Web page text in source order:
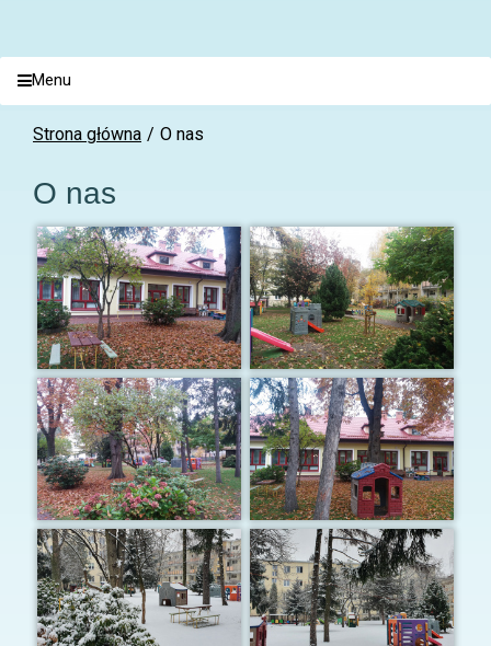
Menu
Strona główna O nas
O nas